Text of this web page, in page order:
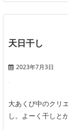
天日干し
2023年7月3日
大あくび中のクリ
し。よーく干しと